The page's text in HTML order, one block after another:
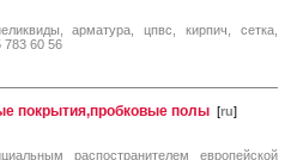
арматура, цпвс, кирпич, сетка,
783 60 56
покрытия,пробковые полы [ru]
распостранителем европейской